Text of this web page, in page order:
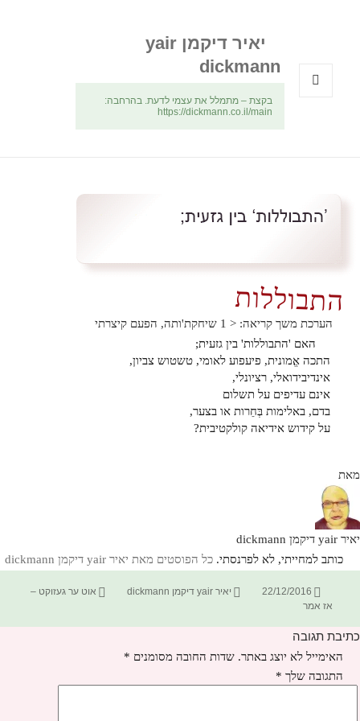
יאיר דיקמן yair
dickmann
בקצת – מתמלל את עצמי לדעת. בהרחבה:
https://dickmann.co.il/main
התבוללות
הערכת משך קריאה: < 1
שיחקת'ותה, הפעם קיצרתי
האם 'התבוללות' בין גזעית;
התכה אֱמונית, פיעפוע לאומי, טשטוש צביון,
אינדיבידואלי, רציונלי,
אינם עדיפים על תשלום
בדם, באלימות בְּחֵרות או בצער,
על קידוש אידיאה קולקטיבית?
מאת
יאיר yair דיקמן dickmann
כותב למחייתי, לא לפרנסתי. כל הפוסטים מאת יאיר yair דיקמן dickmann‏
פורסם
בתאריך
22/12/2016 מחבר
יאיר yair דיקמן dickmann קטגוריות
אוט ער געזוקט –
אז אמר
כתיבת תגובה
האימייל לא יוצג באתר. שדות החובה מסומנים *
התגובה שלך *